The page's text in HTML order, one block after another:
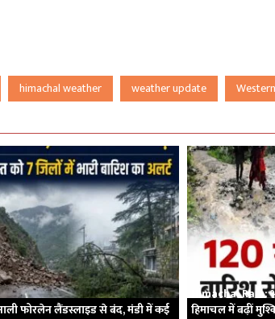
himachal weather weather update
फोरलेन लैंडस्लाइड से बंद, मंडी में कई
Himachal Rain:
हिमाचल में बढ़ीं